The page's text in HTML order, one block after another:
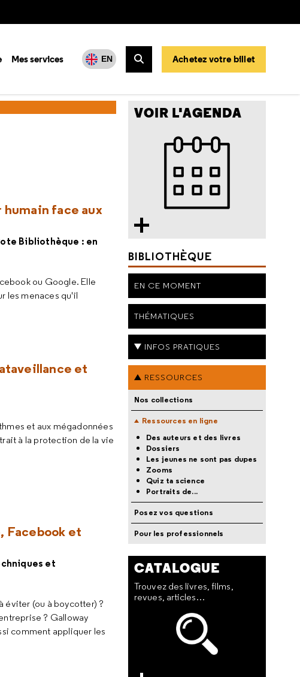
Mes services EN
Rechercher
Achetez votre billet
face aux
Bibliothèque : en
ou Google. Elle
les menaces qu'il
et
et aux mégadonnées
à la protection de la vie
Facebook et
et
éviter (ou à boycotter) ?
? Galloway
comment appliquer les
VOIR L'AGENDA
BIBLIOTHÈQUE
EN CE MOMENT
THÉMATIQUES
INFOS PRATIQUES
RESSOURCES
Nos collections
Ressources en ligne
Des auteurs et des livres
Dossiers
Les jeunes ne sont pas dupes
Zooms
Quiz ta science
Portraits de...
Posez vos questions
Pour les professionnels
CATALOGUE
Trouvez des livres, films,
revues, articles…